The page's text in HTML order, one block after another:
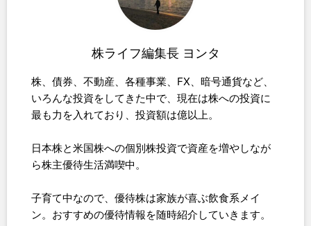
株ライフ編集長 ヨンタ
株、債券、不動産、各種事業、FX、暗号通貨など、
いろんな投資をしてきた中で、現在は株への投資に
最も力を入れており、投資額は億以上。
日本株と米国株への個別株投資で資産を増やしなが
ら株主優待生活満喫中。
子育て中なので、優待株は家族が喜ぶ飲食系メイ
ン。おすすめの優待情報を随時紹介していきます。